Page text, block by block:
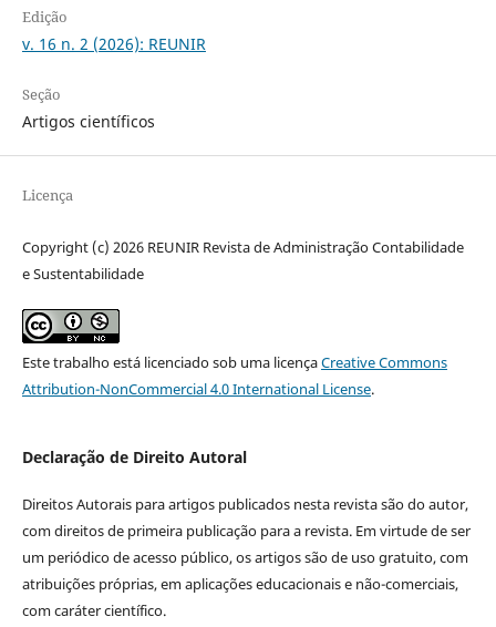
Edição
v. 16 n. 2 (2026): REUNIR
Seção
Artigos científicos
Licença
Copyright (c) 2026 REUNIR Revista de Administração Contabilidade
e Sustentabilidade
Este trabalho está licenciado sob uma licençaCreative Commons
Attribution-NonCommercial 4.0 International License.
Declaração de Direito Autoral
Direitos Autorais para artigos publicados nesta revista são do autor,
com direitos de primeira publicação para a revista. Em virtude de ser
um periódico de acesso público, os artigos são de uso gratuito, com
atribuições próprias, em aplicações educacionais e não-comerciais,
com caráter científico.